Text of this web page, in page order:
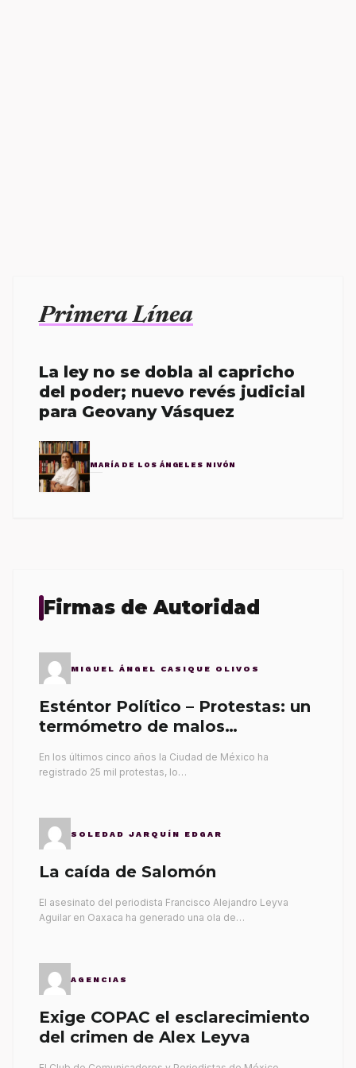
Primera Línea
La ley no se dobla al capricho
del poder; nuevo revés judicial
para Geovany Vásquez
MARÍA DE LOS ÁNGELES NIVÓN
Firmas de Autoridad
MIGUEL ÁNGEL CASIQUE OLIVOS
Esténtor Político – Protestas: un
termómetro de malos
En los últimos cinco años la Ciudad de México ha
registrado 25 mil protestas, lo…
SOLEDAD JARQUÍN EDGAR
La caída de Salomón
El asesinato del periodista Francisco Alejandro Leyva
Aguilar en Oaxaca ha generado una ola de…
AGENCIAS
Exige COPAC el esclarecimiento
del crimen de Alex Leyva